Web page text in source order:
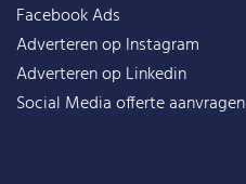
Facebook Ads
Adverteren op Instagram
Adverteren op Linkedin
Social Media offerte aanvragen